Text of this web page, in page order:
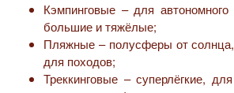
Кэмпинговые – для автономного
большие и тяжёлые;
Пляжные – полусферы от
для походов;
Треккинговые – суперлёгкие,